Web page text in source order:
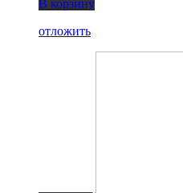
В корзину
отложить